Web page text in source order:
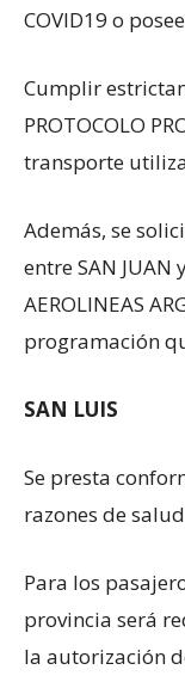
COVID19 o
Cumplir
PROTOCOLO
transporte
Además, se
entre SAN JUAN
AEROLINEAS
programación
SAN LUIS
Se presta
razones de
Para los
provincia será
la autorización